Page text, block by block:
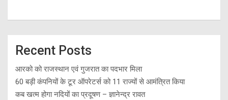
Recent Posts
आरको को राजस्थान एवं गुजरात का पदभार मिला
60 बड़ी कंपनियों के टूर ऑपरेटर्स को 11 राज्यों से आमंत्रित किया
कब खत्म होगा नदियों का प्रदूषण – ज्ञानेन्द्र रावत